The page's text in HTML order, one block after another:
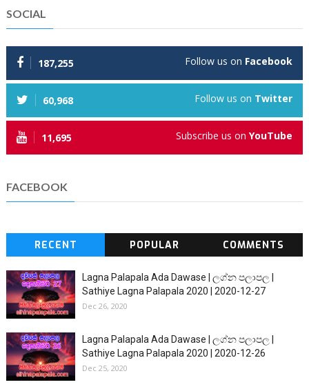
SOCIAL
187,255 Follow us on Facebook
60,968 Follow us on Twitter
11,695 Subscribe us onYouTube
FACEBOOK
RECENT POPULAR COMMENTS
Lagna Palapala Ada Dawase | ලග්න පලාපල |
Sathiye Lagna Palapala 2020 | 2020-12-27
Dec 26, 2020
Lagna Palapala Ada Dawase | ලග්න පලාපල |
Sathiye Lagna Palapala 2020 | 2020-12-26
Dec 25, 2020